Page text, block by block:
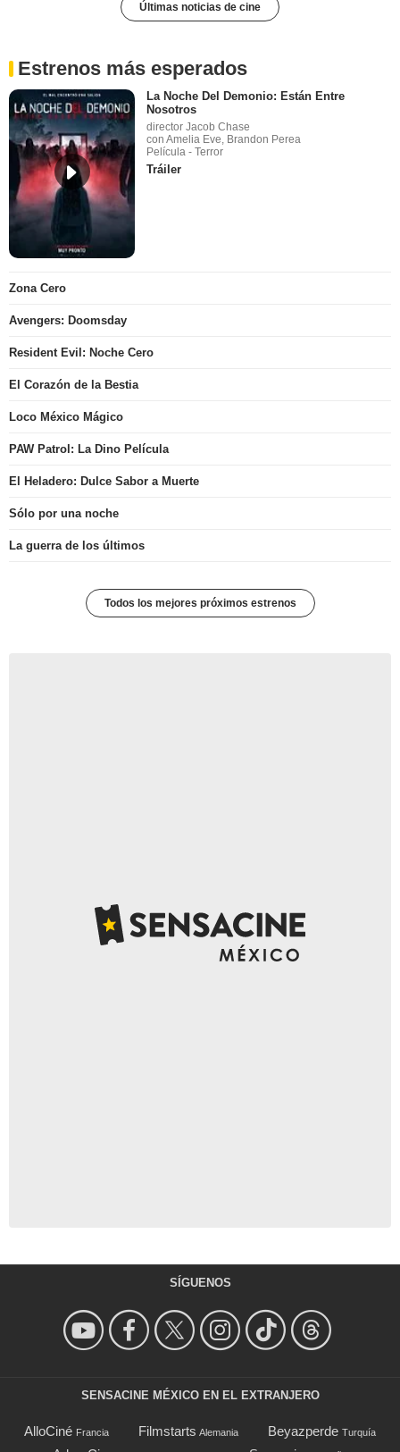
Últimas noticias de cine
Estrenos más esperados
La Noche Del Demonio: Están Entre
Nosotros
director Jacob Chase
con Amelia Eve, Brandon Perea
Película - Terror
Tráiler
Zona Cero
Avengers: Doomsday
Resident Evil: Noche Cero
El Corazón de la Bestia
Loco México Mágico
PAW Patrol: La Dino Película
El Heladero: Dulce Sabor a Muerte
Sólo por una noche
La guerra de los últimos
Todos los mejores próximos estrenos
SÍGUENOS
SENSACINE MÉXICO EN EL EXTRANJERO
AlloCiné Francia Filmstarts Alemania Beyazperde Turquía